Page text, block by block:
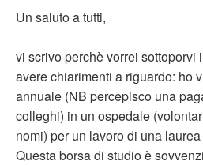
Un saluto a tutti,
vi scrivo perchè vorrei sottoporvi
avere chiarimenti a riguardo: ho
annuale (NB percepisco una
colleghi) in un ospedale
nomi) per un lavoro di una
Questa borsa di studio è